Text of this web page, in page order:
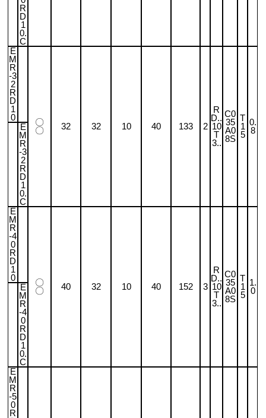
R
D
1
0.
C
E
M
R
-3
2
R
D
1
0
〇
〇
32 32 10 40 133 2
R
D..
10
T
3..
C0
35
A0
8S
T
1
5
0.
8
E
M
R
-3
2
R
D
1
0.
C
E
M
R
-4
0
R
D
1
0
〇
〇
40 32 10 40 152 3
R
D..
10
T
3..
C0
35
A0
8S
T
1
5
1.
0
E
M
R
-4
0
R
D
1
0.
C
E
M
R
-5
0
R